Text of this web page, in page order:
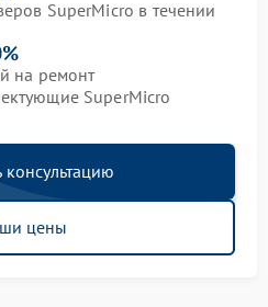
SuperMicro в течении
на ремонт
SuperMicro
консультацию
цены